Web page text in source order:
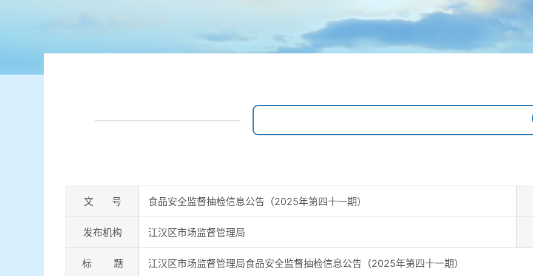
文 号 食品安全监督抽检信息公告（2025年第四十一期）
发布机构 江汉区市场监督管理局
标 题 江汉区市场监督管理局食品安全监督抽检信息公告（2025年第四十一期）